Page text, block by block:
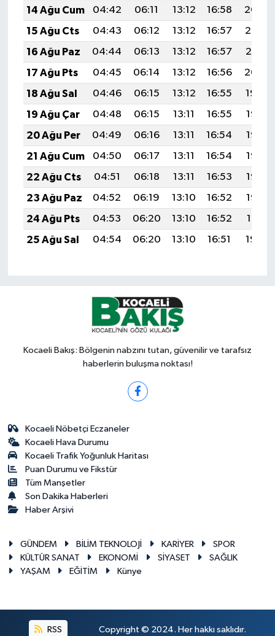
14 Ağu Cum
04:42 06:11 13:12 16:58
20:04
15 Ağu Cts
04:43 06:12 13:12 16:57
20:02
16 Ağu Paz
04:44 06:13 13:12 16:57
20:01
17 Ağu Pts
04:45 06:14 13:12 16:56
20:00
18 Ağu Sal
04:46 06:15 13:12 16:55
19:59
19 Ağu Çar
04:48 06:15 13:11 16:55
19:57
20 Ağu Per
04:49 06:16 13:11 16:54
19:56
21 Ağu Cum
04:50 06:17 13:11 16:54
19:55
22 Ağu Cts
04:51 06:18 13:11 16:53
19:53
23 Ağu Paz
04:52 06:19 13:10 16:52
19:52
24 Ağu Pts
04:53 06:20 13:10 16:52
19:51
25 Ağu Sal
04:54 06:20 13:10 16:51 19:49
Kocaeli Bakış: Bölgenin nabzını tutan, güvenilir ve tarafsız
haberlerin buluşma noktası!
Kocaeli Nöbetçi Eczaneler
Kocaeli Hava Durumu
Kocaeli Trafik Yoğunluk Haritası
Puan Durumu ve Fikstür
Tüm Manşetler
Son Dakika Haberleri
Haber Arşivi
GÜNDEM BİLİM TEKNOLOJİ KARİYER
SPOR
KÜLTÜR SANAT
EKONOMİ SİYASET
SAĞLIK
YAŞAM
EĞİTİM Künye
RSS Copyright © 2024. Her hakkı saklıdır.